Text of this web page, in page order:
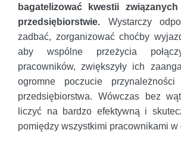
bagatelizować kwestii
przedsiębiorstwie. Wystarczy
zadbać, zorganizować choćby
aby wspólne przeżycia
pracowników, zwiększyły ich
ogromne poczucie
przedsiębiorstwa. Wówczas bez
liczyć na bardzo efektywną i
pomiędzy wszystkimi pracownikami w